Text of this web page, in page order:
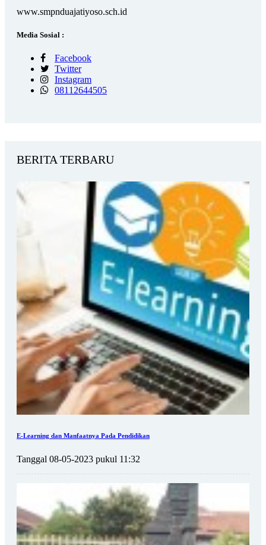
www.smpnduajatiyoso.sch.id
Media Sosial :
Facebook
Twitter
Instagram
08112644505
BERITA TERBARU
E-Learning dan Manfaatnya Pada Pendidikan
Tanggal 08-05-2023 pukul 11:32